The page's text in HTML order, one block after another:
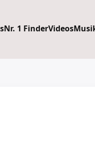
Nr. 1 FinderVideos